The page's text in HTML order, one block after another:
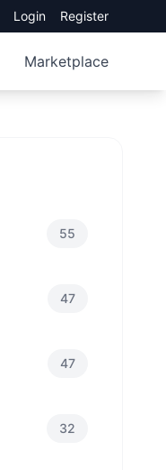
Login Register
Marketplace
55
47
47
32